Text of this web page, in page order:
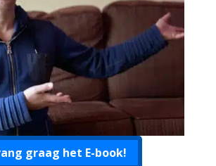
graag het E-book!